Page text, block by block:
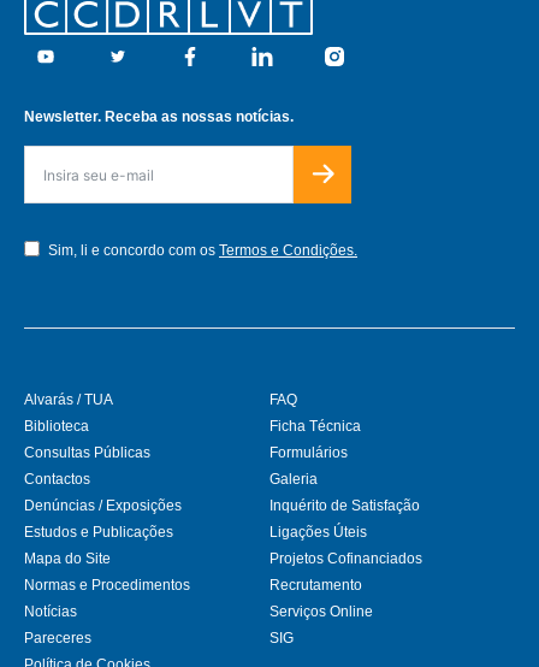
Footer
Youtube Twitter Facebook Linkedin Instagram
Newsletter. Receba as nossas notícias.
Sim, li e concordo com os Termos e Condições.
Alvarás / TUA
Biblioteca
Consultas Públicas
Contactos
Denúncias / Exposições
Estudos e Publicações
FAQ
Ficha Técnica
Formulários
Galeria
Inquérito de Satisfação
Ligações Úteis
Mapa do Site
Normas e Procedimentos
Notícias
Pareceres
Projetos Cofinanciados
Recrutamento
Serviços Online
SIG